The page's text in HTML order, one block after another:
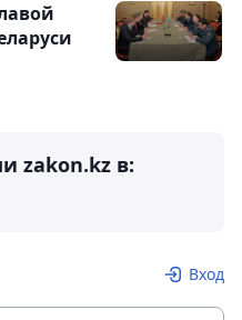
zakon.kz в:
Вход